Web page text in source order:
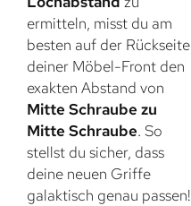
ermitteln, misst du am
besten auf der Rückseite
deiner Möbel-Front den
exakten Abstand von
Mitte Schraube zu
Mitte Schraube. So
stellst du sicher, dass
deine neuen Griffe
galaktisch genau passen!